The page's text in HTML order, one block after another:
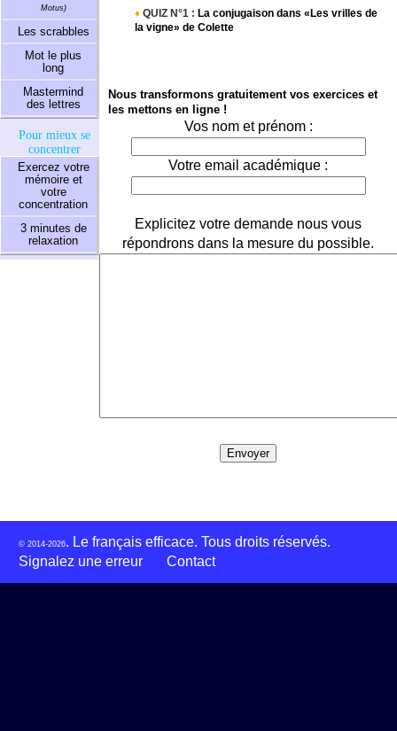
Motus)
Les scrabbles
Mot le plus
long
Mastermind
des lettres
Pour mieux se
concentrer
Exercez votre
mémoire et
votre
concentration
3 minutes de
relaxation
♦ QUIZ N°1 : La conjugaison dans «Les vrilles de
la vigne» de Colette
Nous transformons gratuitement vos exercices et
les mettons en ligne !
Vos nom et prénom :
Votre email académique :
Explicitez votre demande nous vous
répondrons dans la mesure du possible.
© 2014-2026. Le français efficace. Tous droits réservés.
Signalez une erreur
Contact